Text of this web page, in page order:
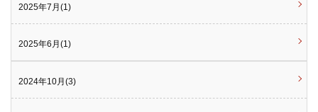
2025年7月(1)
2025年6月(1)
2024年10月(3)